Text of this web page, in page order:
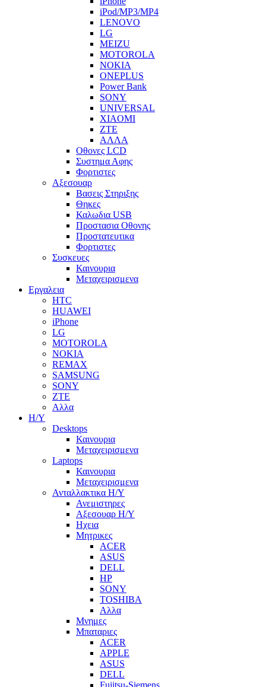
iPod/MP3/MP4
LENOVO
LG
MEIZU
MOTOROLA
NOKIA
ONEPLUS
Power Bank
SONY
UNIVERSAL
XIAOMI
ZTE
ΑΛΛΑ
Οθονες LCD
Συστημα Αφης
Φορτιστες
Αξεσουαρ
Βασεις Στηριξης
Θηκες
Καλωδια USB
Προστασια Οθονης
Προστατευτικα
Φορτιστες
Συσκευες
Καινουρια
Μεταχειρισμενα
Εργαλεια
HTC
HUAWEI
iPhone
LG
MOTOROLA
NOKIA
REMAX
SAMSUNG
SONY
ZTE
Αλλα
Η/Υ
Desktops
Καινουρια
Μεταχειρισμενα
Laptops
Καινουρια
Μεταχειρισμενα
Ανταλλακτικα H/Y
Ανεμιστηρες
Αξεσουαρ Η/Υ
Ηχεια
Μητρικες
ACER
ASUS
DELL
HP
SONY
TOSHIBA
Αλλα
Μνημες
Μπαταριες
ACER
APPLE
ASUS
DELL
Fujitsu-Siemens